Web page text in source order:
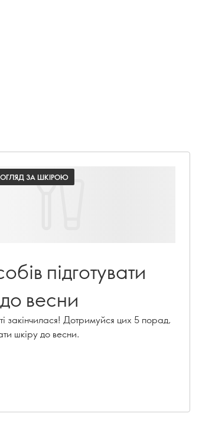
ЗА ШКІРОЮ
підготувати
весни
закінчилася! Дотримуйся цих 5 порад,
шкіру до весни.